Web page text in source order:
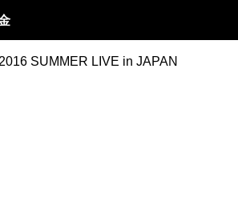
SUMMER LIVE in JAPAN